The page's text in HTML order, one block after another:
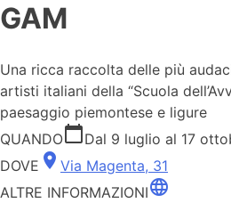
GAM
Una ricca raccolta delle più
artisti italiani della “Scuola
paesaggio piemontese e ligure
QUANDO calendar_today Dal 9 luglio al 17
DOVE place Via Magenta, 31
ALTRE INFORMAZIONIlanguage